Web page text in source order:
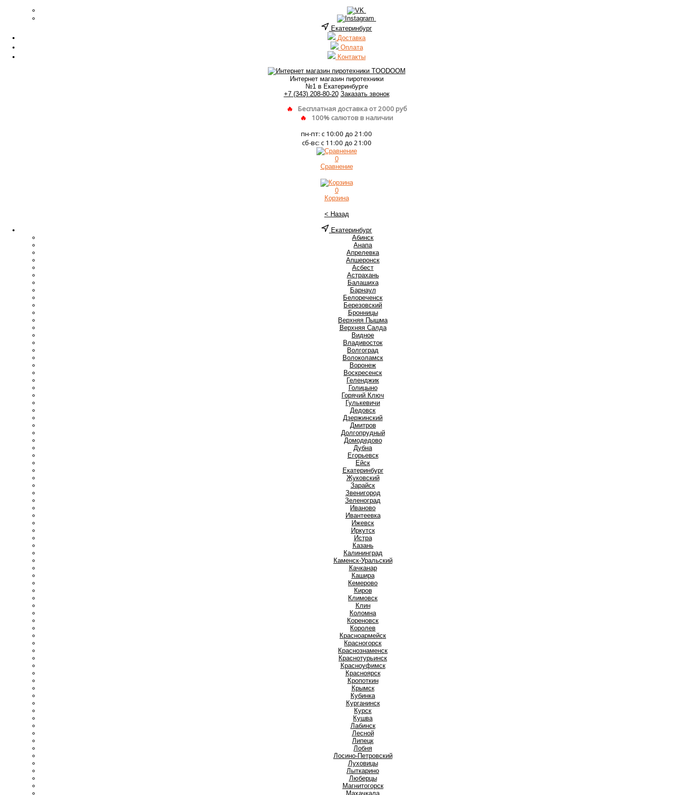
Екатеринбург
Доставка
Оплата
Контакты
Интернет магазин пиротехники
№1 в Екатеринбурге
+7 (343) 208-80-20 Заказать звонок
Бесплатная доставка от 2000 руб
100% салютов в наличии
пн-пт: с 10:00 до 21:00
сб-вс: с 11:00 до 21:00
0
Сравнение
0
Корзина
< Назад
Екатеринбург
Абинск
Анапа
Апрелевка
Апшеронск
Асбест
Астрахань
Балашиха
Барнаул
Белореченск
Березовский
Бронницы
Верхняя Пышма
Верхняя Салда
Видное
Владивосток
Волгоград
Волоколамск
Воронеж
Воскресенск
Геленджик
Голицыно
Горячий Ключ
Гулькевичи
Дедовск
Дзержинский
Дмитров
Долгопрудный
Домодедово
Дубна
Егорьевск
Ейск
Екатеринбург
Жуковский
Зарайск
Звенигород
Зеленоград
Иваново
Ивантеевка
Ижевск
Иркутск
Истра
Казань
Калининград
Каменск-Уральский
Качканар
Кашира
Кемерово
Киров
Климовск
Клин
Коломна
Кореновск
Королев
Красноармейск
Красногорск
Краснознаменск
Краснотурьинск
Красноуфимск
Красноярск
Кропоткин
Крымск
Кубинка
Курганинск
Курск
Кушва
Лабинск
Лесной
Липецк
Лобня
Лосино-Петровский
Луховицы
Лыткарино
Люберцы
Магнитогорск
Махачкала